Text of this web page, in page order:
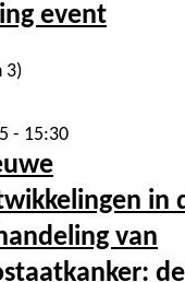
event
3)
- 15:30
in
van
de